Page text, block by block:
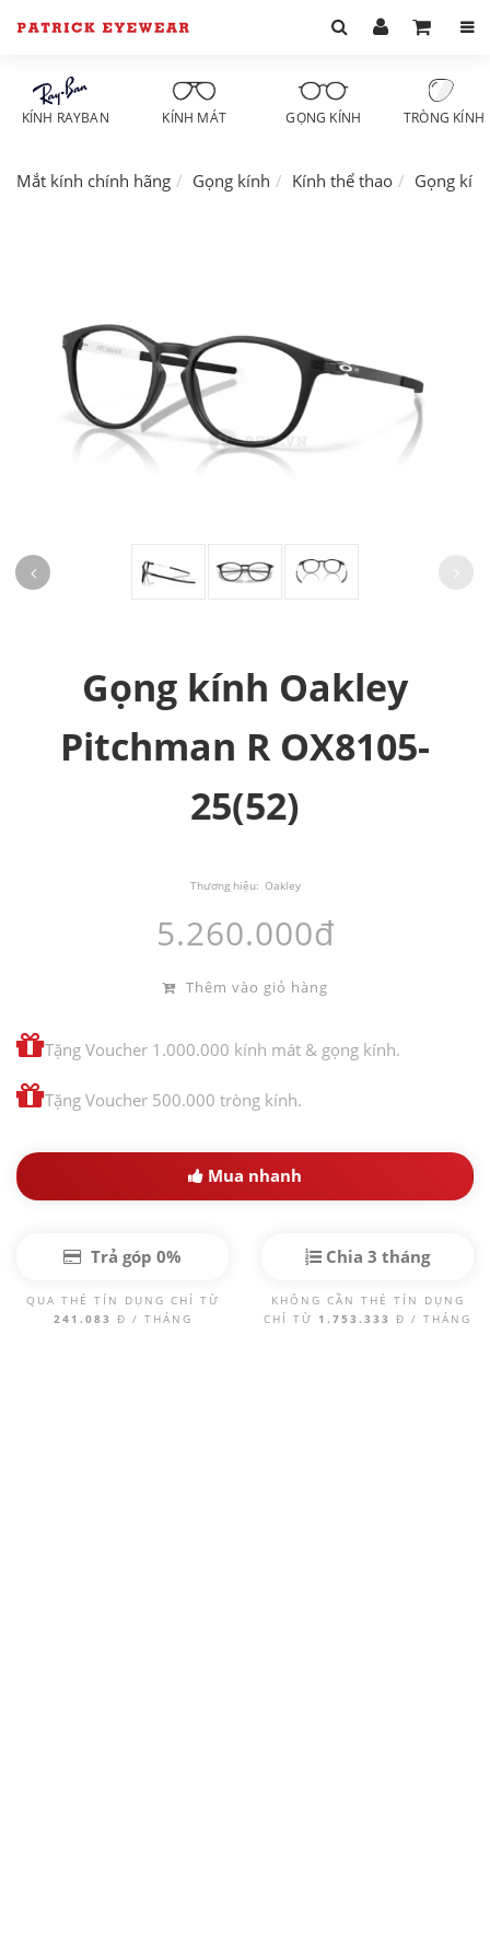
KÍNH RAYBAN KÍNH MÁT GỌNG KÍNH TRÒNG KÍNH
Mắt kính chính hãng Gọng kính Kính thể thao Gọng
Gọng kính Oakley
Pitchman R OX8105-
25(52)
Thương hiệu: Oakley
5.260.000đ
Thêm vào giỏ hàng
Tặng Voucher 1.000.000 kính mát & gọng kính.
Tặng Voucher 500.000 tròng kính.
Mua nhanh
Trả góp 0%
QUA THẺ TÍN DỤNG CHỈ TỪ
241.083 Đ / THÁNG
Chia 3 tháng
KHÔNG CẦN THẺ TÍN DỤNG
CHỈ TỪ 1.753.333 Đ / THÁNG